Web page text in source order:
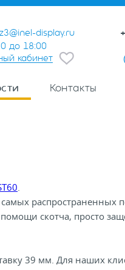
display.ru
до 18:00
кабинет
Контакты
.
распространенных
скотча, просто
39 мм. Для наших